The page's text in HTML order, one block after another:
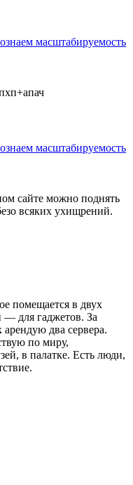
масштабируемость
масштабируемость
сайте можно поднять
всяких ухищрений.
помещается в двух
для гаджетов. За
два сервера.
по миру,
в палатке. Есть люди,